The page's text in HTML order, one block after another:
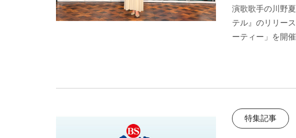
演歌歌手の川野
テル』のリリー
ーティー」を開
特集記事